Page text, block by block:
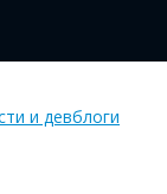
и девблоги